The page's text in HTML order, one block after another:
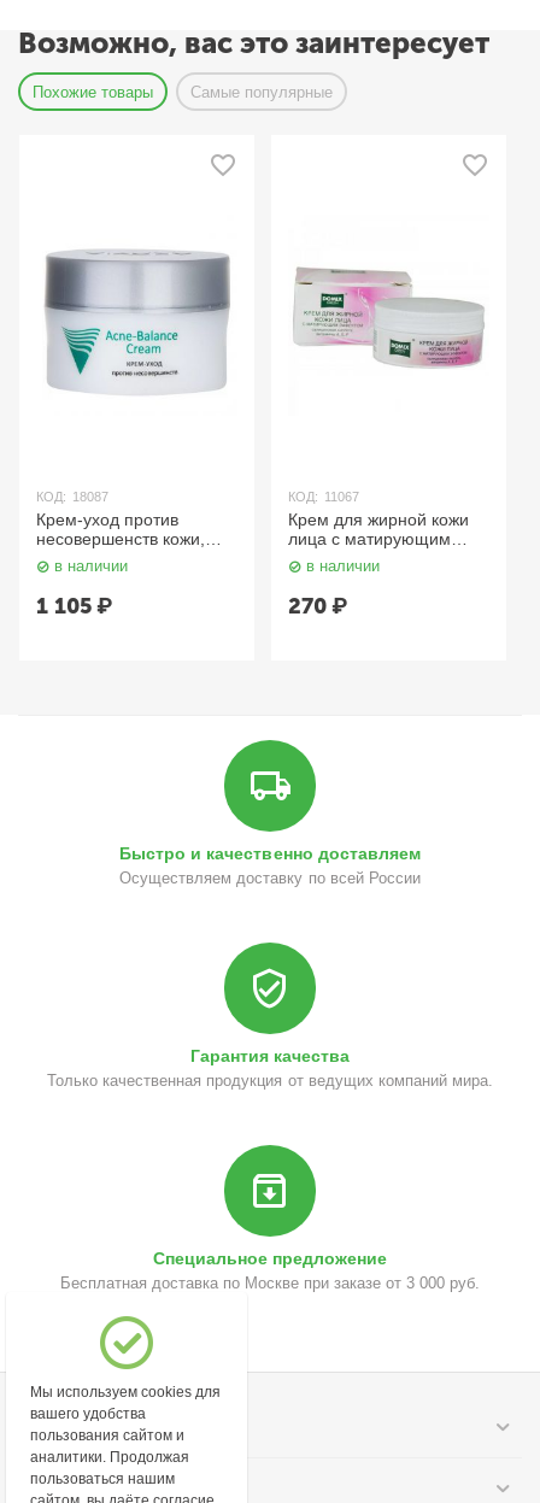
Возможно, вас это заинтересует
Похожие товары Самые популярные
КОД: 18087
Крем-уход против
несовершенств кожи,
Aravia Acne-Balance
Cream 50 мл. Aravia
в наличии
1 105₽
КОД: 11067
Крем для жирной кожи
лица с матирующим
эффектом 75 мл. Domix
Green
в наличии
270₽
Быстро и качественно доставляем
Осуществляем доставку по всей России
Гарантия качества
Только качественная продукция от ведущих компаний мира.
Специальное предложение
Бесплатная доставка по Москве при заказе от 3 000 руб.
Моя учетная запись
Информация
Мы используем cookies для
вашего удобства
пользования сайтом и
аналитики. Продолжая
пользоваться нашим